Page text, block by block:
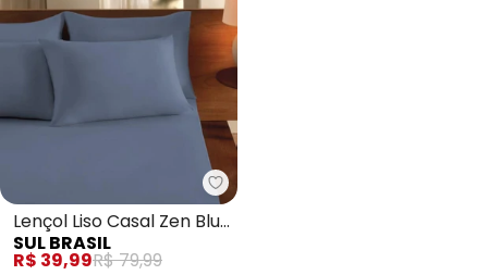
Sul Brasil - Lençol Liso Casal Zen
Lençol Liso Casal Zen Blue
1 Peça
SUL BRASIL
R$ 39,99R$ 79,99